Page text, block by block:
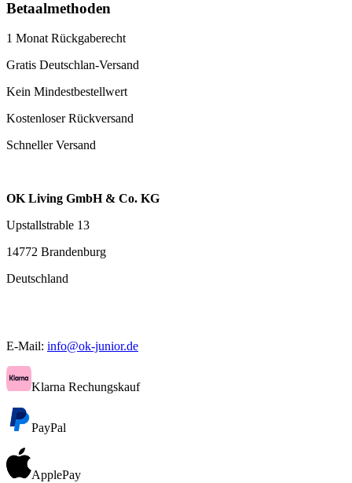
Betaalmethoden
1 Monat Rückgaberecht
Gratis Deutschlan-Versand
Kein Mindestbestellwert
Kostenloser Rückversand
Schneller Versand
OK Living GmbH & Co. KG
Upstallstrable 13
14772 Brandenburg
Deutschland
E-Mail: info@ok-junior.de
Klarna Rechungskauf
PayPal
ApplePay